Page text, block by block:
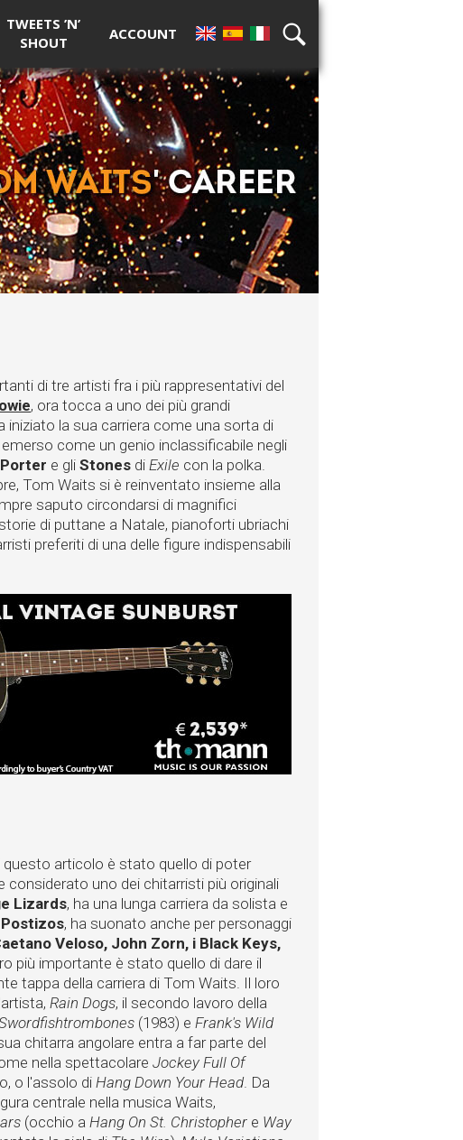
TWEETS ’N’
SHOUT
ACCOUNT
EN ES
RICERCA
di tre artisti fra i più rappresentativi del
, ora tocca a uno dei più grandi
la sua carriera come una sorta di
come un genio inclassificabile negli
e gli Stones di Exile con la polka.
Tom Waits si è reinventato insieme alla
saputo circondarsi di magnifici
di puttane a Natale, pianoforti ubriachi
preferiti di una delle figure indispensabili
questo articolo è stato quello di poter
uno dei chitarristi più originali
Lizards, ha una lunga carriera da solista e
, ha suonato anche per personaggi
Veloso, John Zorn, i Black Keys,
più importante è stato quello di dare il
tappa della carriera di Tom Waits. Il loro
Rain Dogs, il secondo lavoro della
(1983) e Frank's Wild
chitarra angolare entra a far parte del
nella spettacolare Jockey Full Of
o l'assolo di Hang Down Your Head. Da
centrale nella musica Waits,
(occhio a Hang On St. Christopher e Way